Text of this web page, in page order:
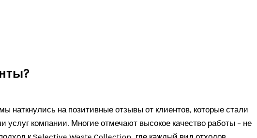
наткнулись на позитивные отзывы от клиентов, которые стали
услуг компании. Многие отмечают высокое качество работы – не